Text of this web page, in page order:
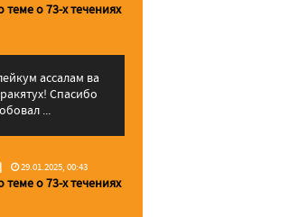
о 73-х течениях
Спасибо
...
29.01.2025, 00:43
о 73-х течениях